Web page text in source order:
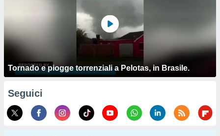
Tornado e piogge torrenziali a Pelotas, in Brasile.
Seguici